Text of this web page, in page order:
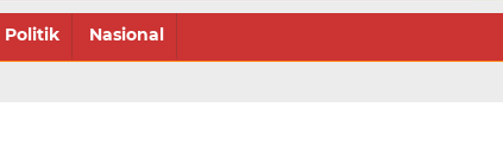
Politik Nasional